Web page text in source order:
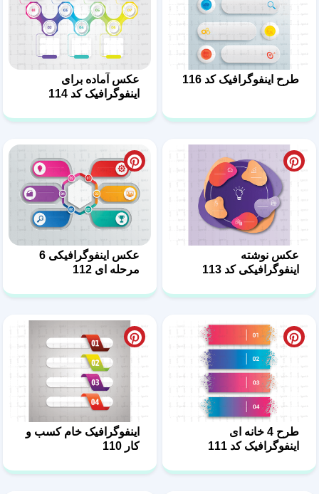
طرح اینفوگرافیک کد 116
عکس آماده برای
اینفوگرافیک کد 114
عکس نوشته
اینفوگرافیکی کد 113
عکس اینفوگرافیکی 6
مرحله ای 112
طرح 4 خانه ای
اینفوگرافیک کد 111
اینفوگرافیک خام کسب و
کار 110